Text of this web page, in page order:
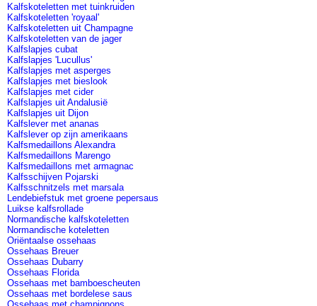
Kalfskoteletten met tuinkruiden
Kalfskoteletten 'royaal'
Kalfskoteletten uit Champagne
Kalfskoteletten van de jager
Kalfslapjes cubat
Kalfslapjes 'Lucullus'
Kalfslapjes met asperges
Kalfslapjes met bieslook
Kalfslapjes met cider
Kalfslapjes uit Andalusië
Kalfslapjes uit Dijon
Kalfslever met ananas
Kalfslever op zijn amerikaans
Kalfsmedaillons Alexandra
Kalfsmedaillons Marengo
Kalfsmedaillons met armagnac
Kalfsschijven Pojarski
Kalfsschnitzels met marsala
Lendebiefstuk met groene pepersaus
Luikse kalfsrollade
Normandische kalfskoteletten
Normandische koteletten
Oriëntaalse ossehaas
Ossehaas Breuer
Ossehaas Dubarry
Ossehaas Florida
Ossehaas met bamboescheuten
Ossehaas met bordelese saus